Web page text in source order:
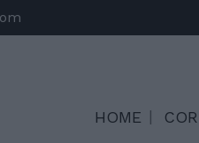
HOME